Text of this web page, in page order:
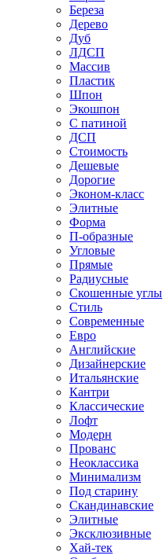
Береза
Дерево
Дуб
ЛДСП
Массив
Пластик
Шпон
Экошпон
С патиной
ДСП
Стоимость
Дешевые
Дорогие
Эконом-класс
Элитные
Форма
П-образные
Угловые
Прямые
Радиусные
Скошенные углы
Стиль
Современные
Евро
Английские
Дизайнерские
Итальянские
Кантри
Классические
Лофт
Модерн
Прованс
Неоклассика
Минимализм
Под старину
Скандинавские
Элитные
Эксклюзивные
Хай-тек